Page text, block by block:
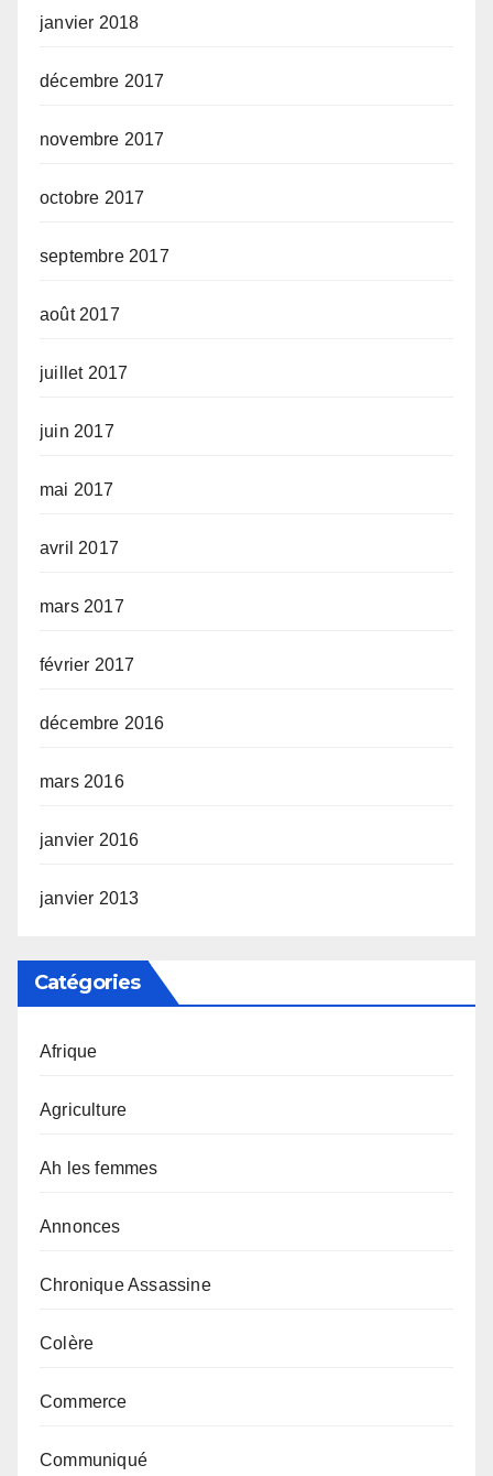
janvier 2018
décembre 2017
novembre 2017
octobre 2017
septembre 2017
août 2017
juillet 2017
juin 2017
mai 2017
avril 2017
mars 2017
février 2017
décembre 2016
mars 2016
janvier 2016
janvier 2013
Catégories
Afrique
Agriculture
Ah les femmes
Annonces
Chronique Assassine
Colère
Commerce
Communiqué